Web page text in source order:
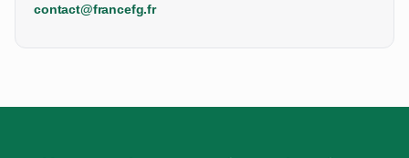
contact@francefg.fr